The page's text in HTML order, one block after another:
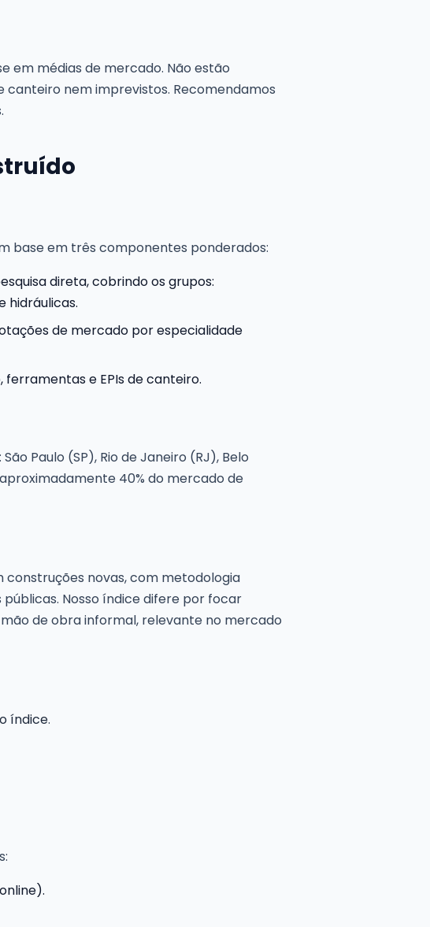
em médias de mercado. Não estão
canteiro nem imprevistos. Recomendamos
base em três componentes ponderados:
direta, cobrindo os grupos:
hidráulicas.
de mercado por especialidade
e EPIs de canteiro.
Paulo (SP), Rio de Janeiro (RJ), Belo
40% do mercado de
construções novas, com metodologia
Nosso índice difere por focar
de obra informal, relevante no mercado
índice.